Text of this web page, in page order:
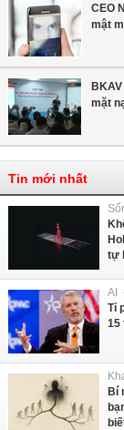
CEO
mật
mặt
Tin mới nhất
tự
AI
Tỉ
15
Bí